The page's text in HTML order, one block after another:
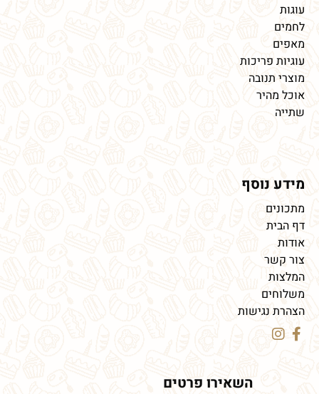
עוגות
לחמים
מאפים
עוגיות פריכות
מוצרי תנובה
אוכל מהיר
שתייה
מידע נוסף
מתכונים
דף הבית
אודות
צור קשר
המלצות
משלוחים
הצהרת נגישות
השאירו פרטים